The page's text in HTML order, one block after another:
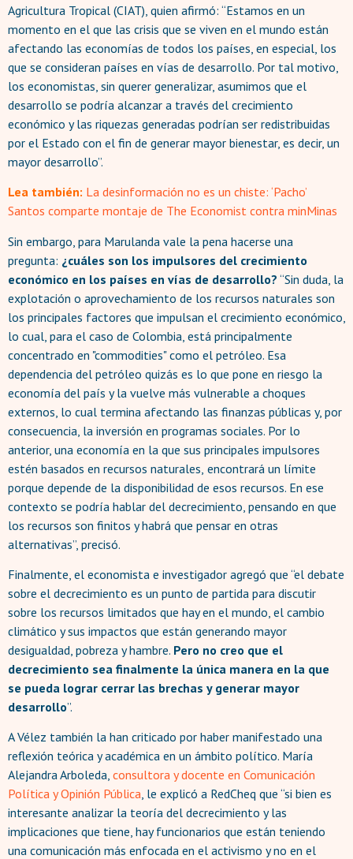
Agricultura Tropical (CIAT), quien afirmó: “Estamos en un
momento en el que las crisis que se viven en el mundo están
afectando las economías de todos los países, en especial, los
que se consideran países en vías de desarrollo. Por tal motivo,
los economistas, sin querer generalizar, asumimos que el
desarrollo se podría alcanzar a través del crecimiento
económico y las riquezas generadas podrían ser redistribuidas
por el Estado con el fin de generar mayor bienestar, es decir, un
mayor desarrollo”.
Lea también: La desinformación no es un chiste: ‘Pacho’
Santos comparte montaje de The Economist contra minMinas
Sin embargo, para Marulanda vale la pena hacerse una
pregunta: ¿cuáles son los impulsores del crecimiento
económico en los países en vías de desarrollo? “Sin duda, la
explotación o aprovechamiento de los recursos naturales son
los principales factores que impulsan el crecimiento económico,
lo cual, para el caso de Colombia, está principalmente
concentrado en "commodities" como el petróleo. Esa
dependencia del petróleo quizás es lo que pone en riesgo la
economía del país y la vuelve más vulnerable a choques
externos, lo cual termina afectando las finanzas públicas y, por
consecuencia, la inversión en programas sociales. Por lo
anterior, una economía en la que sus principales impulsores
estén basados en recursos naturales, encontrará un límite
porque depende de la disponibilidad de esos recursos. En ese
contexto se podría hablar del decrecimiento, pensando en que
los recursos son finitos y habrá que pensar en otras
alternativas”, precisó.
Finalmente, el economista e investigador agregó que “el debate
sobre el decrecimiento es un punto de partida para discutir
sobre los recursos limitados que hay en el mundo, el cambio
climático y sus impactos que están generando mayor
desigualdad, pobreza y hambre. Pero no creo que el
decrecimiento sea finalmente la única manera en la que
se pueda lograr cerrar las brechas y generar mayor
desarrollo”.
A Vélez también la han criticado por haber manifestado una
reflexión teórica y académica en un ámbito político. María
Alejandra Arboleda, consultora y docente en Comunicación
Política y Opinión Pública, le explicó a RedCheq que “si bien es
interesante analizar la teoría del decrecimiento y las
implicaciones que tiene, hay funcionarios que están teniendo
una comunicación más enfocada en el activismo y no en el